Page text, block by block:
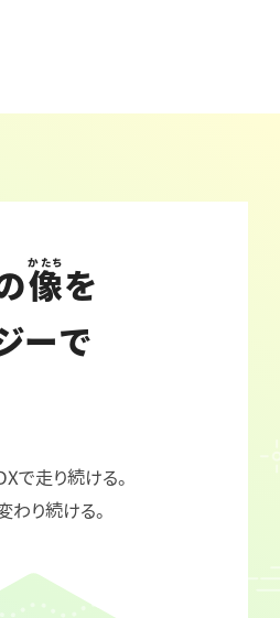
像
かたち
を
ーで
で走り続ける。
わり続ける。